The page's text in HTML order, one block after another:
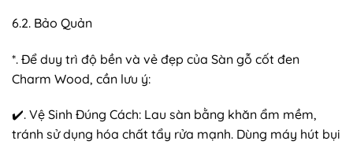
6.2. Bảo Quản
*. Để duy trì độ bền và vẻ đẹp của Sàn gỗ cốt đen
Charm Wood, cần lưu ý:
✔️. Vệ Sinh Đúng Cách: Lau sàn bằng khăn ẩm mềm,
tránh sử dụng hóa chất tẩy rửa mạnh. Dùng máy hút bụi